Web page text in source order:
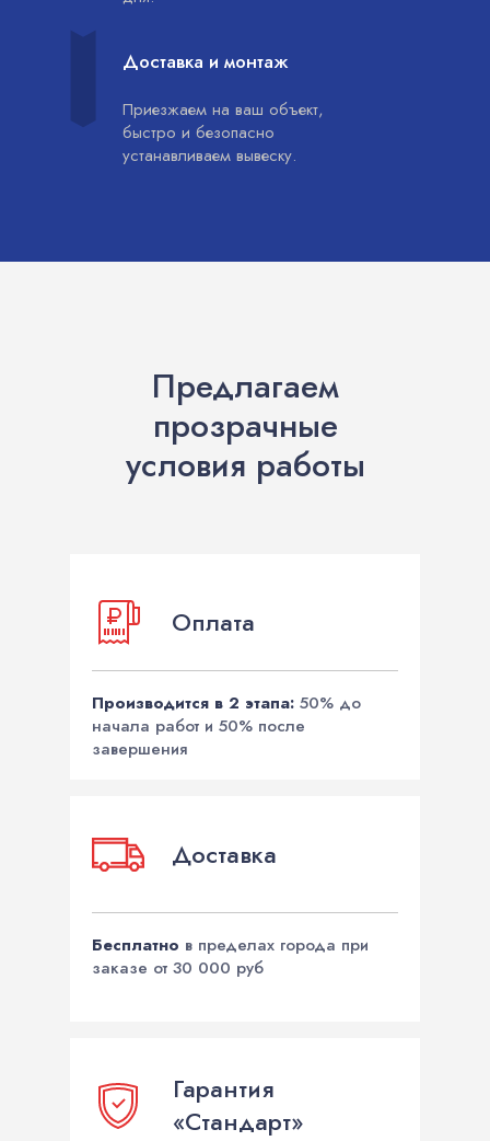
Доставка и монтаж
Приезжаем на ваш объект,
быстро и безопасно
устанавливаем вывеску.
Предлагаем
прозрачные
условия работы
Оплата
Производится в 2 этапа: 50% до
начала работ и 50% после
завершения
Доставка
Бесплатно в пределах города при
заказе от 30 000 руб
Гарантия
«Стандарт»